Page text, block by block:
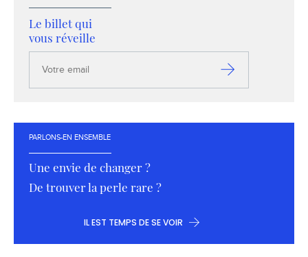
Le billet qui
vous réveille
email
S’inscrire
PARLONS-EN ENSEMBLE
Une envie de changer ?
De trouver la perle rare ?
IL EST TEMPS DE SE VOIR